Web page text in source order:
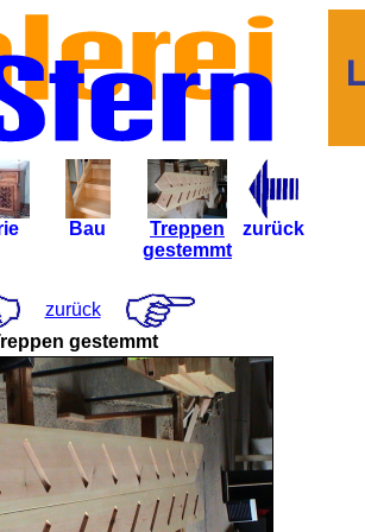
Bau
Treppen
gestemmt
zurück
zurück
gestemmt